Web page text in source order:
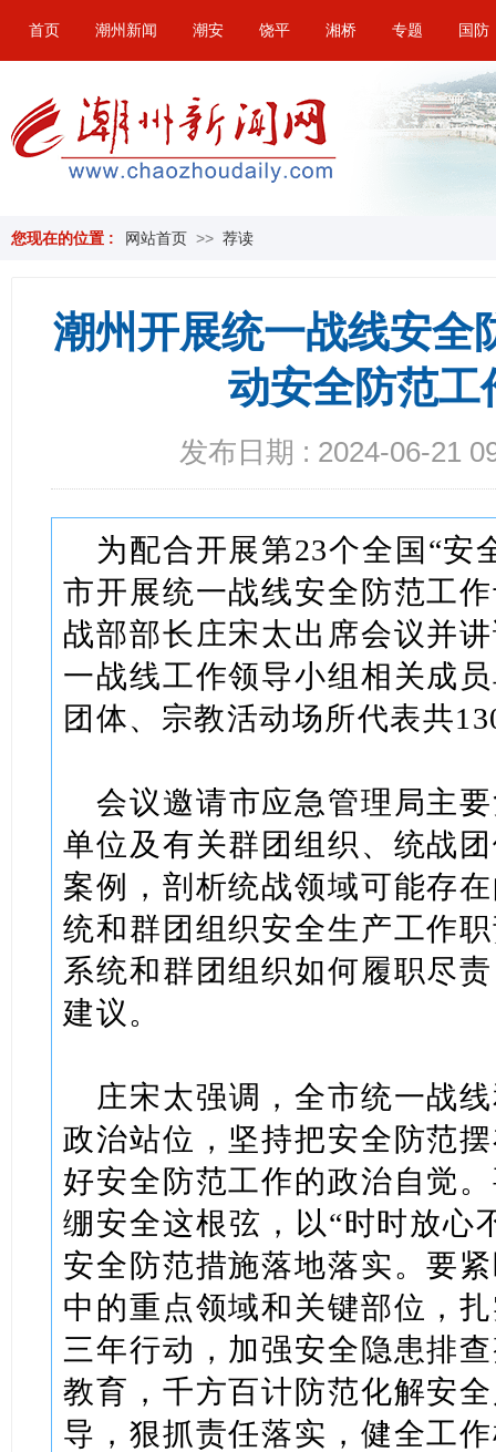
首页 潮州新闻 潮安 饶平 湘桥 专题 国防
您现在的位置 : 网站首页 >> 荐读
潮州开展统一战线安全
动安全防范工
发布日期 : 2024-06-21
为配合开展第23个全国“安
市开展统一战线安全防范工
战部部长庄宋太出席会议并
一战线工作领导小组相关成
团体、宗教活动场所代表共
会议邀请市应急管理局主
单位及有关群团组织、统战
案例，剖析统战领域可能存
统和群团组织安全生产工作
系统和群团组织如何履职尽
建议。
庄宋太强调，全市统一战
政治站位，坚持把安全防范
好安全防范工作的政治自觉
绷安全这根弦，以“时时放心
安全防范措施落地落实。要
中的重点领域和关键部位，
三年行动，加强安全隐患排
教育，千方百计防范化解安
导，狠抓责任落实，健全工